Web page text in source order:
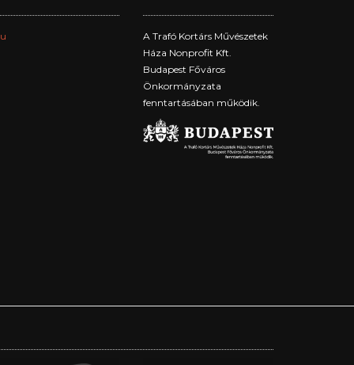
A Trafó Kortárs Művészetek
Háza Nonprofit Kft.
Budapest Főváros
Önkormányzata
fenntartásában működik.